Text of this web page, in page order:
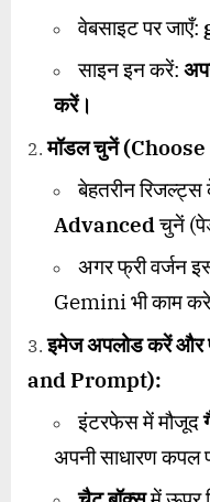
वेबसाइट पर जाएँ:
साइन इन करें:
करें।
मॉडल चुनें (
बेहतरीन रिजल्ट्स
Advancedचुनें
अगर फ्री वर्जन
Gemini भी काम
इमेज अपलोड करें और
and Prompt):
इंटरफेस में मौजूद
अपनी साधारण कपल